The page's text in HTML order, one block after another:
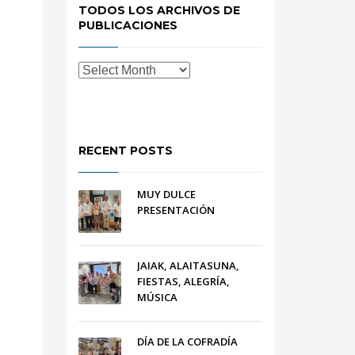
TODOS LOS ARCHIVOS DE
PUBLICACIONES
RECENT POSTS
MUY DULCE
PRESENTACIÓN
JAIAK, ALAITASUNA,
FIESTAS, ALEGRÍA,
MÚSICA
DÍA DE LA COFRADÍA